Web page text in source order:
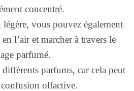
concentré.
vous pouvez également
l’air et marcher à travers le
parfumé.
parfums, car cela peut
confusion olfactive.